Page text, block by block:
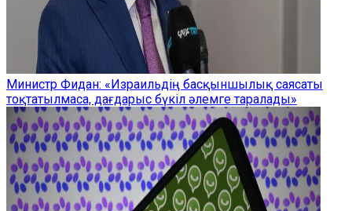
Министр Фидан: «Израильдің басқыншылық саясаты
тоқтатылмаса, дағдарыс бүкіл әлемге таралады»